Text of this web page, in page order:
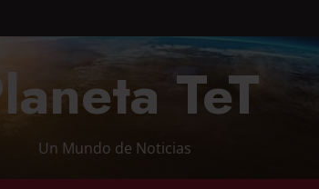
TeT
Un Mundo de Noticias